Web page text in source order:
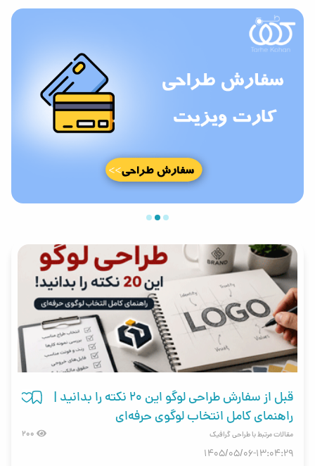
قبل از سفارش طراحی لوگو این ۲۰ نکته را بدانید |
راهنمای کامل انتخاب لوگوی حرفه‌ای
مقالات مرتبط با طراحی گرافیک 200
1405/05/06-13:04:29